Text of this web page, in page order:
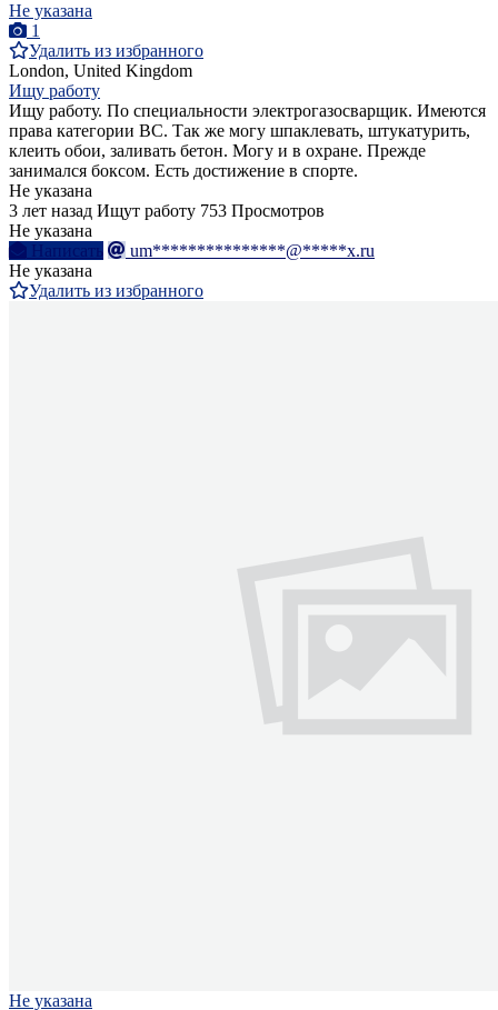
Не указана
1
Удалить из избранного
London, United Kingdom
Ищу работу
Ищу работу. По специальности электрогазосварщик. Имеются
права категории ВС. Так же могу шпаклевать, штукатурить,
клеить обои, заливать бетон. Могу и в охране. Прежде
занимался боксом. Есть достижение в спорте.
Не указана
3 лет назад Ищут работу 753 Просмотров
Не указана
Написать
um***************@*****x.ru
Не указана
Удалить из избранного
Не указана